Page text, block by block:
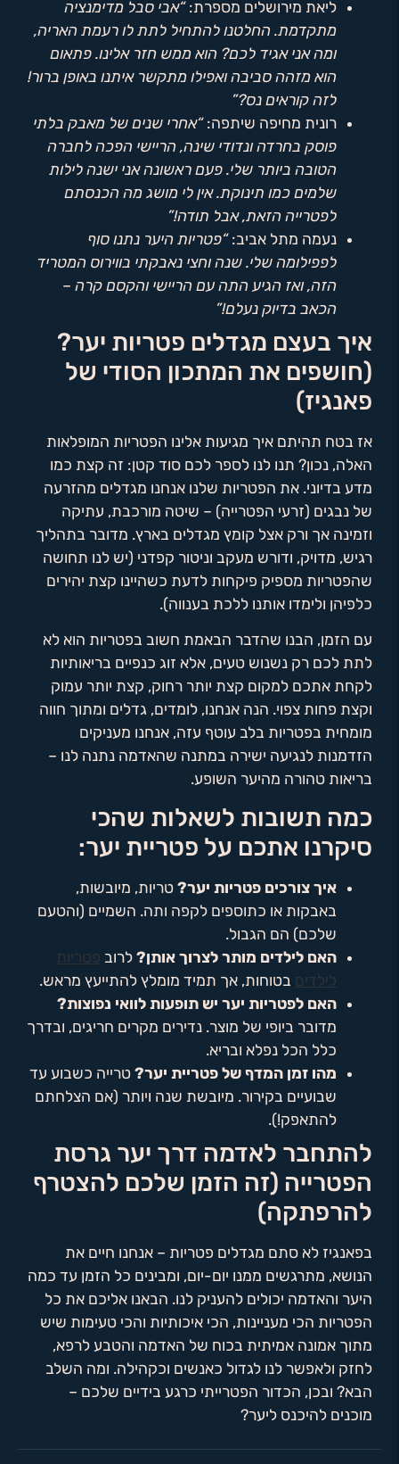
ליאת מירושלים מספרת:“אבי סבל מדימנציה
מתקדמת. החלטנו להתחיל לתת לו רעמת האריה,
ומה אני אגיד לכם? הוא ממש חזר אלינו. פתאום
הוא מזהה סביבה ואפילו מתקשר איתנו באופן ברור!
לזה קוראים נס?”
רונית מחיפה שיתפה:“אחרי שנים של מאבק בלתי
פוסק בחרדה ונדודי שינה, הריישי הפכה לחברה
הטובה ביותר שלי. פעם ראשונה אני ישנה לילות
שלמים כמו תינוקת. אין לי מושג מה הכנסתם
לפטרייה הזאת, אבל תודה!”
נעמה מתל אביב:“פטריות היער נתנו סוף
לפפילומה שלי. שנה וחצי נאבקתי בווירוס המטריד
הזה, ואז הגיע התה עם הריישי והקסם קרה –
הכאב בדיוק נעלם!”
איך בעצם מגדלים פטריות יער?
(חושפים את המתכון הסודי של
פאנגיז)
אז בטח תהיתם איך מגיעות אלינו הפטריות המופלאות
האלה, נכון? תנו לנו לספר לכם סוד קטן: זה קצת כמו
מדע בדיוני. את הפטריות שלנו אנחנו מגדלים מהזרעה
של נבגים (זרעי הפטרייה) – שיטה מורכבת, עתיקה
וזמינה אך ורק אצל קומץ מגדלים בארץ. מדובר בתהליך
רגיש, מדויק, ודורש מעקב וניטור קפדני (יש לנו תחושה
שהפטריות מספיק פיקחות לדעת כשהיינו קצת יהירים
כלפיהן ולימדו אותנו ללכת בענווה).
עם הזמן, הבנו שהדבר הבאמת חשוב בפטריות הוא לא
לתת לכם רק נשנוש טעים, אלא זוג כנפיים בריאותיות
לקחת אתכם למקום קצת יותר רחוק, קצת יותר עמוק
וקצת פחות צפוי. הנה אנחנו, לומדים, גדלים ומתוך חווה
מומחית בפטריות בלב עוטף עזה, אנחנו מעניקים
הזדמנות לנגיעה ישירה במתנה שהאדמה נתנה לנו –
בריאות טהורה מהיער השופע.
כמה תשובות לשאלות שהכי
סיקרנו אתכם על פטריית יער:
איך צורכים פטריות יער? טריות, מיובשות,
באבקות או כתוספים לקפה ותה. השמיים (והטעם
שלכם) הם הגבול.
האם לילדים מותר לצרוך אותן? לרוב פטריות
לילדים בטוחות, אך תמיד מומלץ להתייעץ מראש.
האם לפטריות יער יש תופעות לוואי נפוצות?
מדובר ביופי של מוצר. נדירים מקרים חריגים, ובדרך
כלל הכל נפלא ובריא.
מהו זמן המדף של פטריית יער? טרייה כשבוע עד
שבועיים בקירור. מיובשת שנה ויותר (אם הצלחתם
להתאפק!).
להתחבר לאדמה דרך יער גרסת
הפטרייה (זה הזמן שלכם להצטרף
להרפתקה)
בפאנגיז לא סתם מגדלים פטריות – אנחנו חיים את
הנושא, מתרגשים ממנו יום-יום, ומבינים כל הזמן עד כמה
היער והאדמה יכולים להעניק לנו. הבאנו אליכם את כל
הפטריות הכי מעניינות, הכי איכותיות והכי טעימות שיש
מתוך אמונה אמיתית בכוח של האדמה והטבע לרפא,
לחזק ולאפשר לנו לגדול כאנשים וכקהילה. ומה השלב
הבא? ובכן, הכדור הפטרייתי כרגע בידיים שלכם –
מוכנים להיכנס ליער?